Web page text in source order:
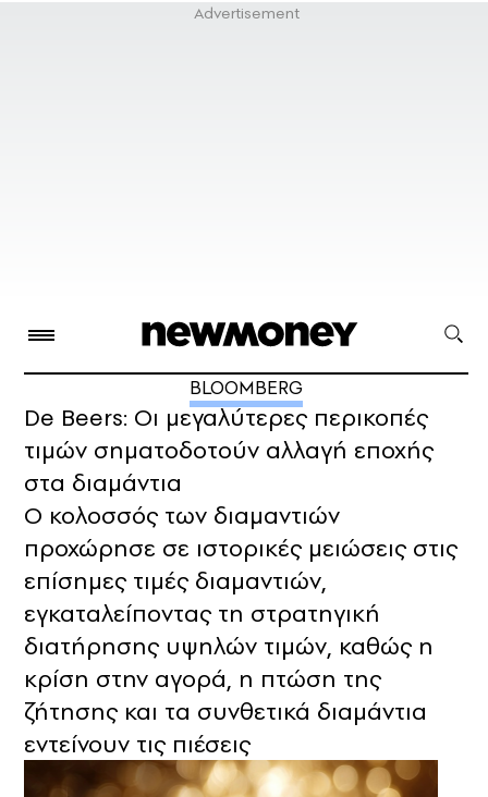
BLOOMBERG
De Beers: Οι μεγαλύτερες περικοπές
τιμών σηματοδοτούν αλλαγή εποχής
στα διαμάντια
Ο κολοσσός των διαμαντιών
προχώρησε σε ιστορικές μειώσεις στις
επίσημες τιμές διαμαντιών,
εγκαταλείποντας τη στρατηγική
διατήρησης υψηλών τιμών, καθώς η
κρίση στην αγορά, η πτώση της
ζήτησης και τα συνθετικά διαμάντια
εντείνουν τις πιέσεις